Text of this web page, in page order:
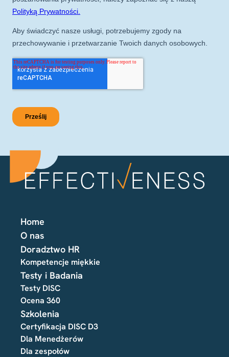
Home
O nas
Doradztwo HR
Kompetencje miękkie
Testy i Badania
Testy DISC
Ocena 360
Szkolenia
Certyfikacja DISC D3
Dla Menedżerów
Dla zespołów